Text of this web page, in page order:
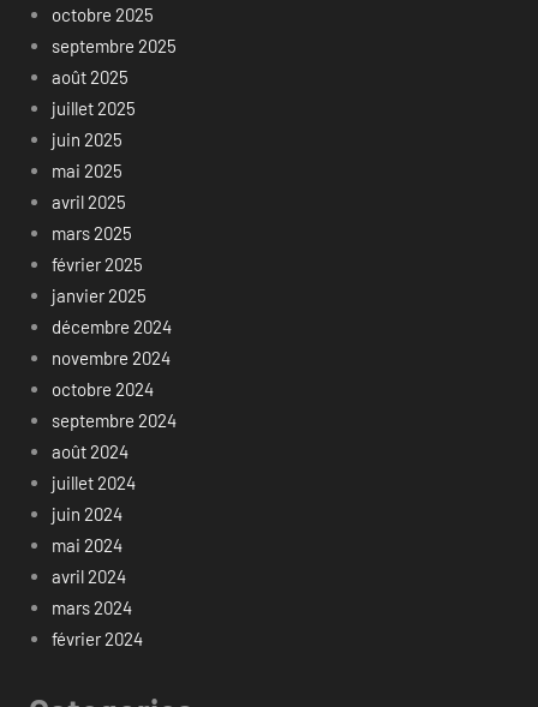
octobre 2025
septembre 2025
août 2025
juillet 2025
juin 2025
mai 2025
avril 2025
mars 2025
février 2025
janvier 2025
décembre 2024
novembre 2024
octobre 2024
septembre 2024
août 2024
juillet 2024
juin 2024
mai 2024
avril 2024
mars 2024
février 2024